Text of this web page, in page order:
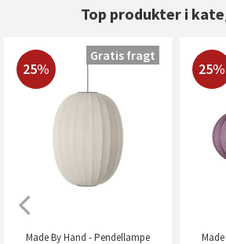
Top produkter i
25%
Made By Hand - Pendellampe
Gratis fragt
25%